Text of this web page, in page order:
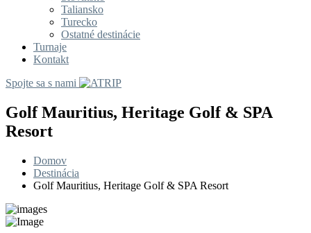
Taliansko
Turecko
Ostatné destinácie
Turnaje
Kontakt
Spojte sa s nami
Golf Mauritius, Heritage Golf & SPA
Resort
Domov
Destinácia
Golf Mauritius, Heritage Golf & SPA Resort